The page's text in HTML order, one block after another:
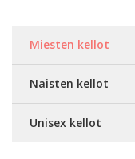
Miesten kellot
Naisten kellot
Unisex kellot